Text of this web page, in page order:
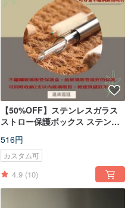
【50%OFF】ステンレスガラス
ストロー保護ボックス ステンレ
スチックフリーリネンバッグ
516円
カスタム可
4.9 (10)